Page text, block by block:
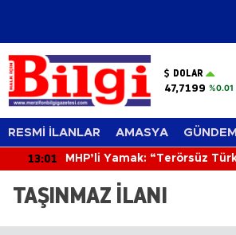
DOLAR
47,7199 %0.01
RESMİ İLANLAR AMASYA GÜNDEM
13:01
MHP’li Yamak: “Terörsüz
TAŞINMAZ İLANI